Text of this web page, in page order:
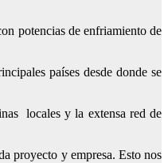
potencias de enfriamiento de
países desde donde se
locales y la extensa red de
proyecto y empresa. Esto nos